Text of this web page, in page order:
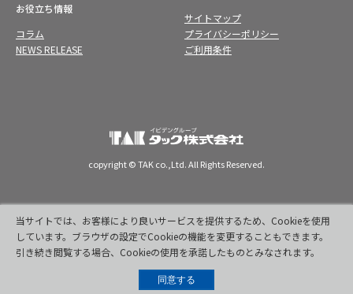
当サイトでは、お客様により良いサービスを提供するため、Cookieを使用
しています。ブラウザの設定でCookieの機能を変更することもできます。
引き続き閲覧する場合、Cookieの使用を承諾したものとみなされます。
同意する
お役立ち情報
コラム
NEWS RELEASE
サイトマップ
プライバシーポリシー
ご利用条件
copyright © TAK co.,Ltd. All Rights Reserved.